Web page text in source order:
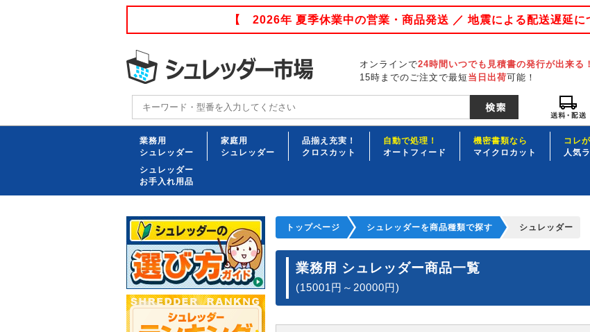
【 2026年 夏季休業中の営業・商品発送 ／ 地震による配送遅延
オンラインで24時間いつでも見積書の発行が出来る！
15時までのご注文で最短 当日出荷可能！
業務用
シュレッダー
家庭用
シュレッダー
品揃え充実！
クロスカット
自動で処理！
オートフィード
機密書類なら
マイクロカット
コレ
人気
シュレッダー
お手入れ用品
トップページ シュレッダーを商品種類で探す シュレッダー
業務用 シュレッダー商品一覧
(15001円～20000円)